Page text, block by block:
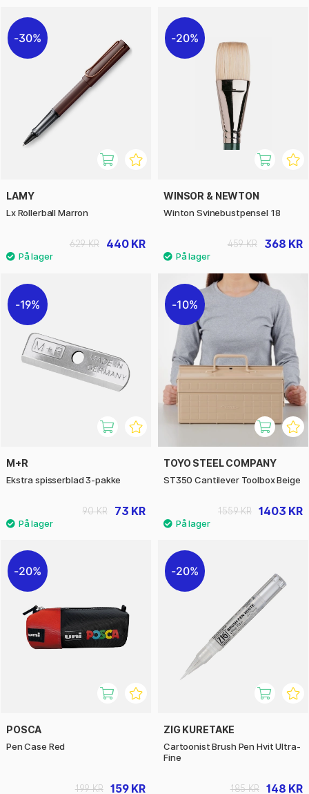
30%
LAMY
Lx Rollerball Marron
440 KR
629 KR
20%
WINSOR & NEWTON
Winton Svinebustpensel 18
368 KR
459 KR
19%
M+R
Ekstra spisserblad 3-pakke
73 KR
90 KR
10%
TOYO STEEL COMPANY
ST350 Cantilever Toolbox Beige
1403 KR
1559 KR
20%
POSCA
Pen Case Red
159 KR
199 KR
20%
ZIG KURETAKE
Cartoonist Brush Pen Hvit Ultra-
Fine
148 KR
185 KR